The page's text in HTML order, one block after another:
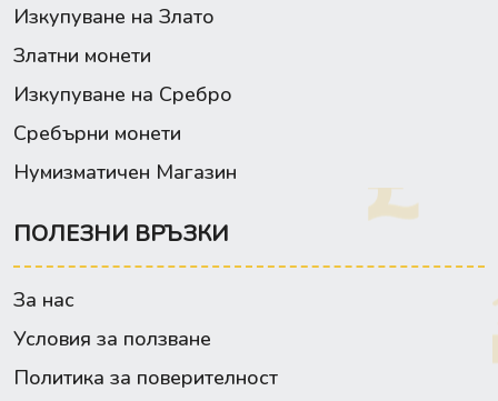
Изкупуване на Злато
Златни монети
Изкупуване на Сребро
Сребърни монети
Нумизматичен Магазин
ПОЛЕЗНИ ВРЪЗКИ
За нас
Условия за ползване
Политика за поверителност